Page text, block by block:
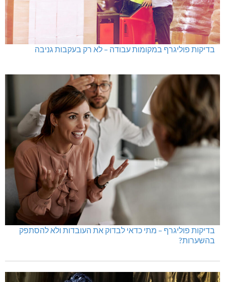
בדיקות פוליגרף במקומות עבודה – לא רק בעקבות גניבה
בדיקות פוליגרף – מתי כדאי לבדוק את העובדות ולא להסתפק
בהשערות?